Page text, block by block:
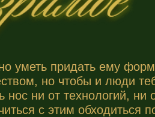
уметь придать ему
но чтобы и люди
нос ни от технологий, ни
с этим обходиться